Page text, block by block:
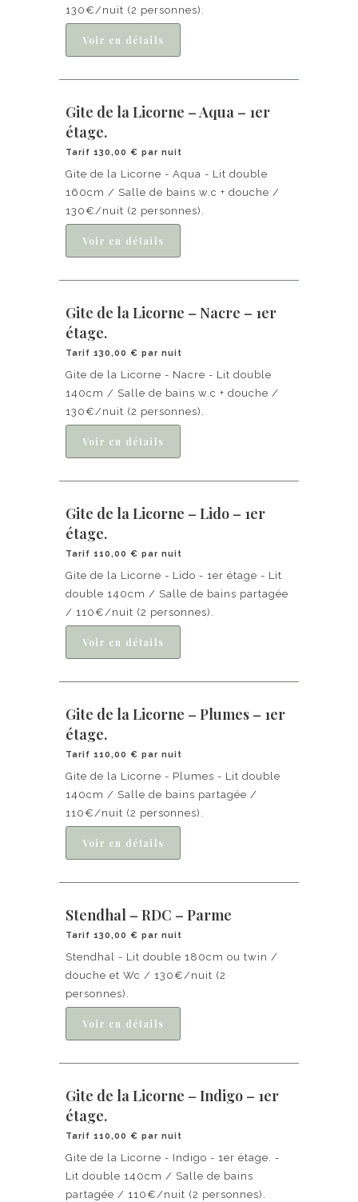
130€/nuit (2 personnes).
Gite de la Licorne – Aqua – 1er
étage.
Tarif 130,00 € par nuit
Gite de la Licorne - Aqua - Lit double
160cm / Salle de bains w.c + douche /
130€/nuit (2 personnes).
Gite de la Licorne – Nacre – 1er
étage.
Tarif 130,00 € par nuit
Gite de la Licorne - Nacre - Lit double
140cm / Salle de bains w.c + douche /
130€/nuit (2 personnes).
Gite de la Licorne – Lido – 1er
étage.
Tarif 110,00 € par nuit
Gite de la Licorne - Lido - 1er étage - Lit
double 140cm / Salle de bains partagée
/ 110€/nuit (2 personnes).
Gite de la Licorne – Plumes – 1er
étage.
Tarif 110,00 € par nuit
Gite de la Licorne - Plumes - Lit double
140cm / Salle de bains partagée /
110€/nuit (2 personnes).
Stendhal – RDC – Parme
Tarif 130,00 € par nuit
Stendhal - Lit double 180cm ou twin /
douche et Wc / 130€/nuit (2
personnes).
Gite de la Licorne – Indigo – 1er
étage.
Tarif 110,00 € par nuit
Gite de la Licorne - Indigo - 1er étage. -
Lit double 140cm / Salle de bains
partagée / 110€/nuit (2 personnes).